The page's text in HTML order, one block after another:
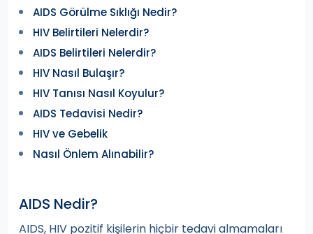
AIDS Görülme Sıklığı Nedir?
HIV Belirtileri Nelerdir?
AIDS Belirtileri Nelerdir?
HIV Nasıl Bulaşır?
HIV Tanısı Nasıl Koyulur?
AIDS Tedavisi Nedir?
HIV ve Gebelik
Nasıl Önlem Alınabilir?
AIDS Nedir?
AIDS, HIV pozitif kişilerin hiçbir tedavi almamaları